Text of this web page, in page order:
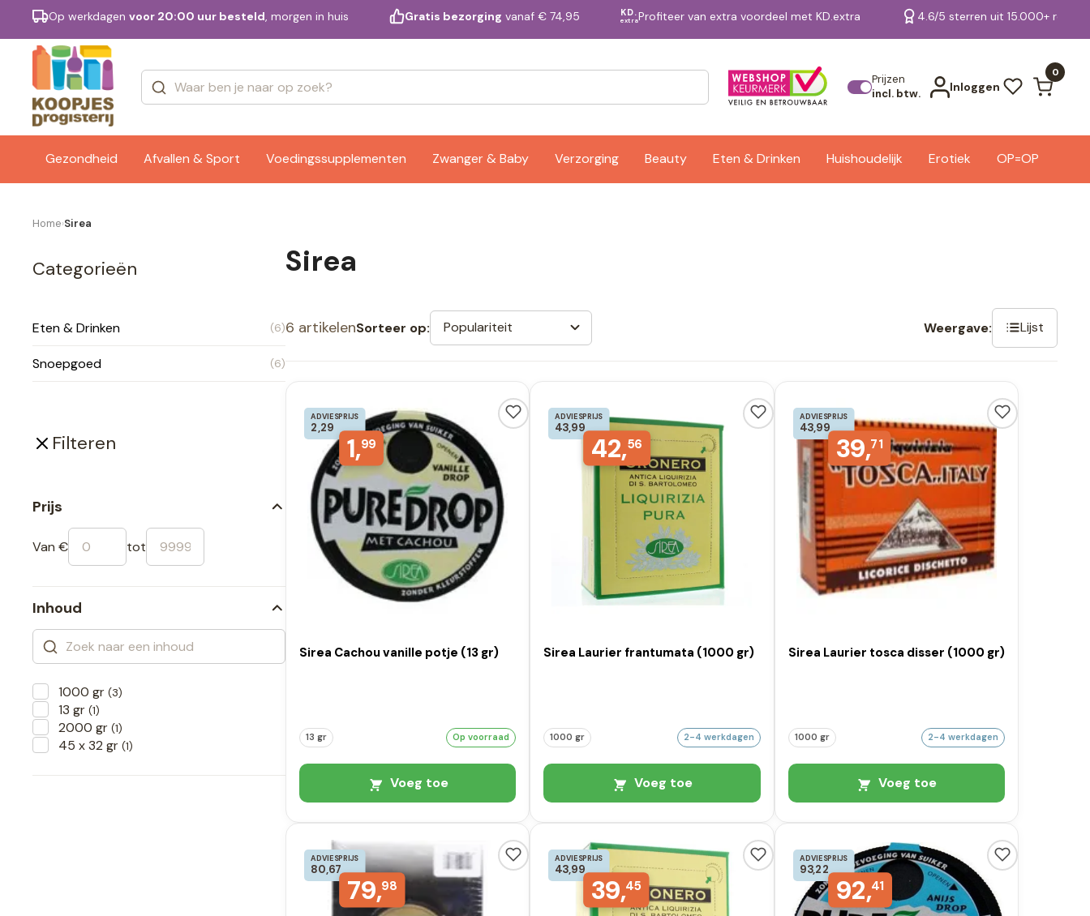
Op werkdagen voor 20:00 uur besteld, morgen in huis Gratis bezorging vanaf € 74,95 KD.
extraProfiteer van extra voordeel met KD.extra 4.6/5 sterren uit 15.000+
Prijzen
incl. btw.
Inloggen
0
Gezondheid Afvallen & Sport Voedingssupplementen Zwanger & Baby Verzorging Beauty Eten & Drinken Huishoudelijk Erotiek OP=OP
Merken Bekijk alle resultaten
Home›Sirea
Categorieën
Eten & Drinken (6)
Snoepgoed (6)
Filteren
Prijs
Van € tot
Inhoud
1000 gr (3)
13 gr (1)
2000 gr (1)
45 x 32 gr (1)
Sirea
6 artikelenSorteer op: Populariteit Weergave: Lijst
ADVIESPRIJS
2,29
1,99
Sirea Cachou vanille potje (13 gr)
13 gr Op voorraad
Voeg toe
ADVIESPRIJS
43,99
42,56
Sirea Laurier frantumata (1000 gr)
1000 gr 2-4 werkdagen
Voeg toe
ADVIESPRIJS
43,99
39,71
Sirea Laurier tosca disser (1000 gr)
1000 gr 2-4 werkdagen
Voeg toe
ADVIESPRIJS
80,67
79,98
ADVIESPRIJS
43,99
39,45
ADVIESPRIJS
93,22
92,41